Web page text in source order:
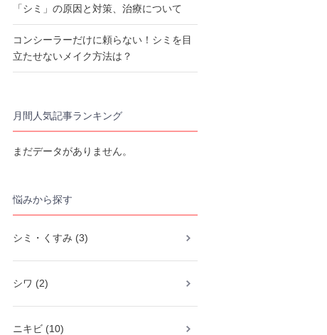
「シミ」の原因と対策、治療について
コンシーラーだけに頼らない！シミを目
立たせないメイク方法は？
月間人気記事ランキング
まだデータがありません。
悩みから探す
シミ・くすみ (3)
シワ (2)
ニキビ (10)